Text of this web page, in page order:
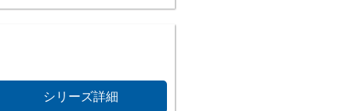
シリーズ詳細